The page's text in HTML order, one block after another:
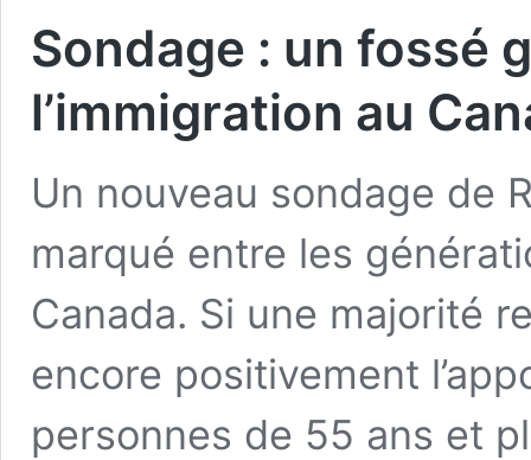
Sondage : un fossé
l’immigration au
Un nouveau sondage de
marqué entre les
Canada. Si une majorité
encore positivement
personnes de 55 ans et